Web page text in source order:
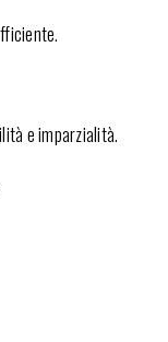
e imparzialità.